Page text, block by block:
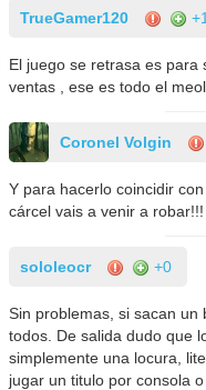
TrueGamer120 +1
El juego se retrasa es
ventas , ese es todo el
Coronel Volgin
Y para hacerlo coincidir
cárcel vais a venir a robar!!!
sololeocr +0
Sin problemas, si sacan un
todos. De salida dudo que
simplemente una locura,
jugar un titulo por consola